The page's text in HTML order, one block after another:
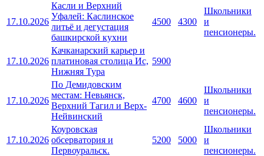
17.10.2026
Касли и Верхний
Уфалей: Каслинское
литьё и дегустация
башкирской кухни
4500 4300
Школьники
и
пенсионеры.
17.10.2026
Качканарский карьер и
платиновая столица Ис,
Нижняя Тура
5900
17.10.2026
По Демидовским
местам: Невьянск,
Верхний Тагил и Верх-
Нейвинский
4700 4600
Школьники
и
пенсионеры.
17.10.2026
Коуровская
обсерватория и
Первоуральск.
5200 5000
Школьники
и
пенсионеры.